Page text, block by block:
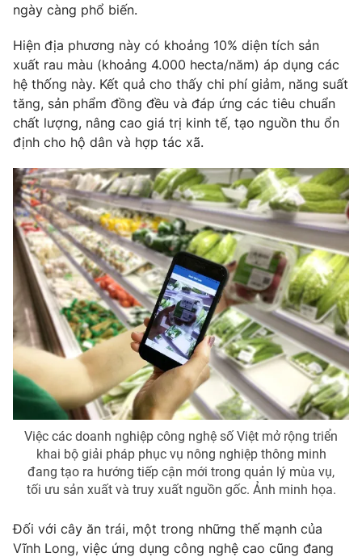
ngày càng phổ biến.
Hiện địa phương này có khoảng 10% diện tích sản
xuất rau màu (khoảng 4.000 hecta/năm) áp dụng các
hệ thống này. Kết quả cho thấy chi phí giảm, năng suất
tăng, sản phẩm đồng đều và đáp ứng các tiêu chuẩn
chất lượng, nâng cao giá trị kinh tế, tạo nguồn thu ổn
định cho hộ dân và hợp tác xã.
Việc các doanh nghiệp công nghệ số Việt mở rộng triển
khai bộ giải pháp phục vụ nông nghiệp thông minh
đang tạo ra hướng tiếp cận mới trong quản lý mùa vụ,
tối ưu sản xuất và truy xuất nguồn gốc. Ảnh minh họa.
Đối với cây ăn trái, một trong những thế mạnh của
Vĩnh Long, việc ứng dụng công nghệ cao cũng đang